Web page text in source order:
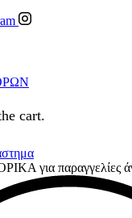
cart.
για παραγγελίες